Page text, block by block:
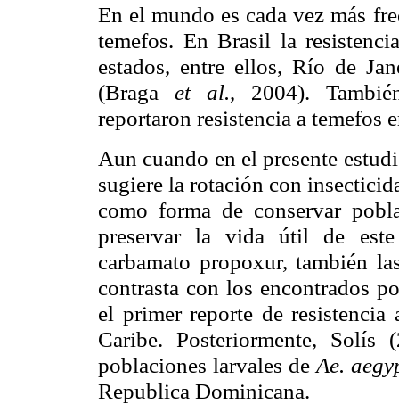
En el mundo es cada vez más
temefos. En Brasil la
estados, entre ellos, Río de
(Bragaet al., 2004).
reportaron resistencia a temefos
Aun cuando en el presente
sugiere la rotación con
como forma de conservar
preservar la vida útil de
carbamato propoxur, también
contrasta con los encontrados
el primer reporte de
Caribe. Posteriormente, Solís
poblaciones larvales deAe.
Republica Dominicana.